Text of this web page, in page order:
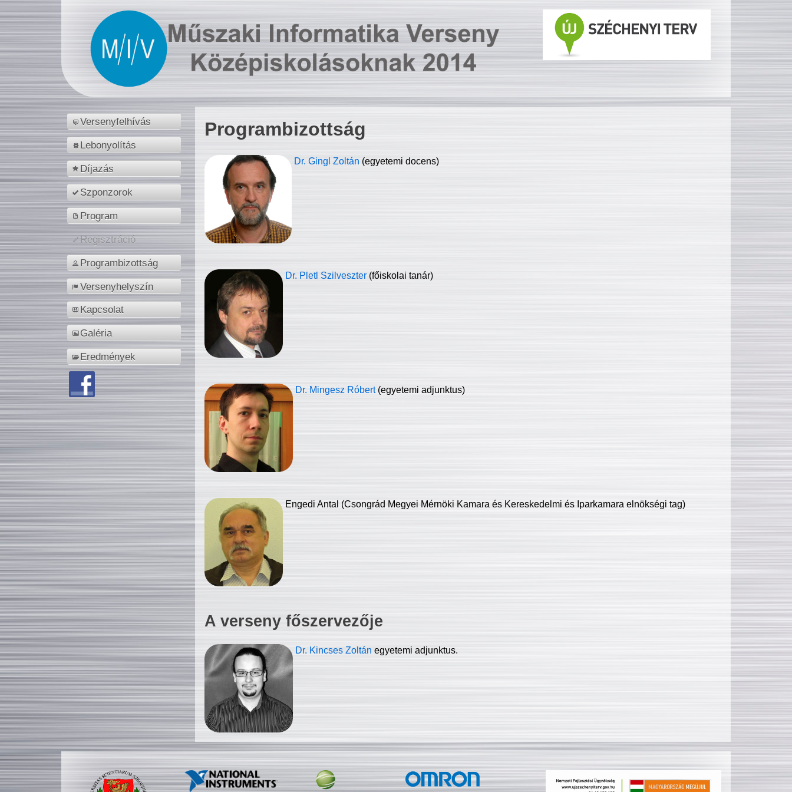
Versenyfelhívás
Lebonyolítás
Díjazás
Szponzorok
Program
Regisztráció
Programbizottság
Versenyhelyszín
Kapcsolat
Galéria
Eredmények
Programbizottság
Dr. Gingl Zoltán (egyetemi docens)
Dr. Pletl Szilveszter (főiskolai tanár)
Dr. Mingesz Róbert (egyetemi adjunktus)
Engedi Antal (Csongrád Megyei Mérnöki Kamara és Kereskedelmi és Iparkamara elnökségi tag)
A verseny főszervezője
Dr. Kincses Zoltán egyetemi adjunktus.